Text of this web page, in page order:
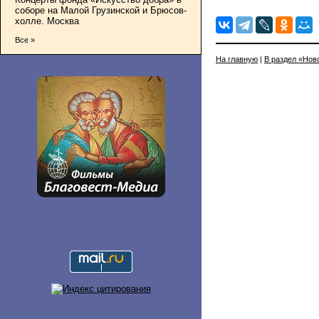
соборе на Малой Грузинской и Брюсов-
холле. Москва
Все »
На главную В раздел